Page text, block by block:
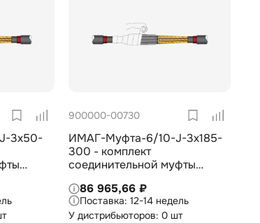
3х50-
СПЭ
900000-00730
ИМАГ-Муфта-6/10-J-3х185-
300 - комплект
соединительной муфты
кабеля с изоляцией из СПЭ
на 6/10 кВ, 3х185-300 мм2
86 965,66 ₽
12-14 недель
У дистрибьюторов: 0 шт